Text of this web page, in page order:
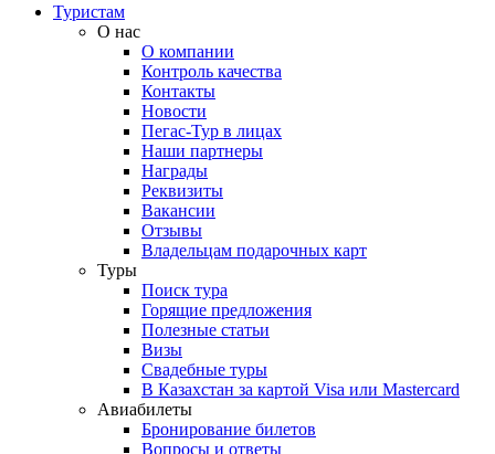
Туристам
О нас
О компании
Контроль качества
Контакты
Новости
Пегас-Тур в лицах
Наши партнеры
Награды
Реквизиты
Вакансии
Отзывы
Владельцам подарочных карт
Туры
Поиск тура
Горящие предложения
Полезные статьи
Визы
Свадебные туры
В Казахстан за картой Visa или Masterсard
Авиабилеты
Бронирование билетов
Вопросы и ответы